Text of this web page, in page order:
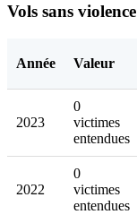
Vols sans
Année Valeur
2023
0
victimes
entendues
2022
0
victimes
entendues